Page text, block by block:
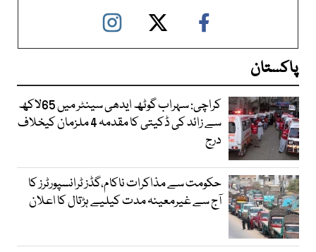
پاکستان
کراچی: سہراب گوٹھ ایدھی سینٹر میں 65لاکھ
سے زائد کی ڈکیتی کا مقدمہ 4 ملزمان کیخلاف
درج
حکومت سے مذاکرات ناکام،گڈز ٹرانسپورٹرز کا
آج سے غیرمعینہ مدت کیلیے ہڑتال کا اعلان